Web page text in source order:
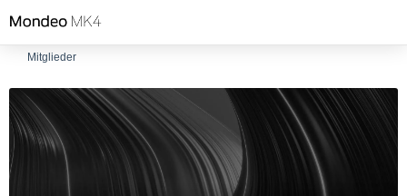
Mitglieder